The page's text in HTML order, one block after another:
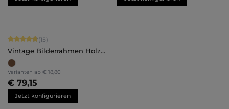
Durchschnittliche Bewertung von 4.87 von 5 Sternen
(15)
Vintage Bilderrahmen Holz
Hannah
Varianten ab € 18,80
€ 79,15
Jetzt konfigurieren